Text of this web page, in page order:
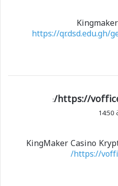
https://qr.dsd.edu.gh/
https://
:
KingMaker Casino
https://